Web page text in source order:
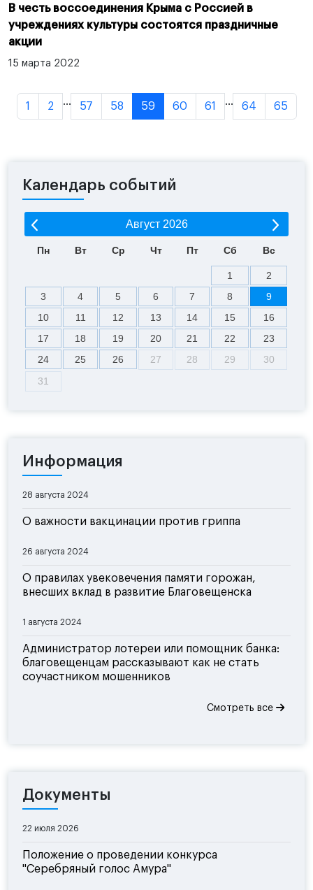
В честь воссоединения Крыма с Россией в
учреждениях культуры состоятся праздничные
акции
15 марта 2022
1 2 ... 57 58 59 60 61 ... 64 65
Календарь событий
Август 2026
Пн Вт Ср Чт Пт Сб Вс
1
2
3
4 5 6 7 8
9
10
11 12 13 14 15
16
17
18 19 20 21 22
23
24
25 26 27 28 29
30
31
Информация
28 августа 2024
О важности вакцинации против гриппа
26 августа 2024
О правилах увековечения памяти горожан,
внесших вклад в развитие Благовещенска
1 августа 2024
Администратор лотереи или помощник банка:
благовещенцам рассказывают как не стать
соучастником мошенников
Смотреть все
Документы
22 июля 2026
Положение о проведении конкурса
"Серебряный голос Амура"